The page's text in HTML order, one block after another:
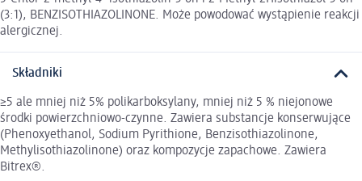
(3:1), BENZISOTHIAZOLINONE. Może powodować wystąpienie reakcji
alergicznej.
Składniki
≥5 ale mniej niż 5% polikarboksylany, mniej niż 5 % niejonowe
środki powierzchniowo-czynne. Zawiera substancje konserwujące
(Phenoxyethanol, Sodium Pyrithione, Benzisothiazolinone,
Methylisothiazolinone) oraz kompozycje zapachowe. Zawiera
Bitrex®.